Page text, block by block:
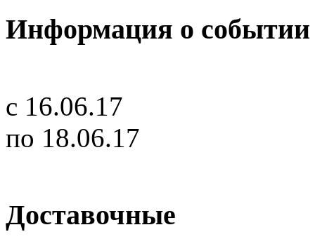
Информация о событии
c 16.06.17
по 18.06.17
Доставочные